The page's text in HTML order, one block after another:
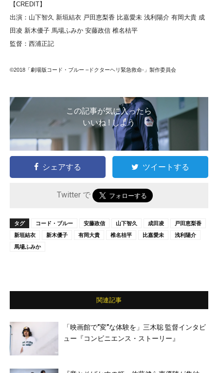
【CREDIT】
出演：山下智久 新垣結衣 戸田恵梨香 比嘉愛未 浅利陽介 有岡大貴 成
田凌 新木優子 馬場ふみか 安藤政信 椎名桔平
監督：西浦正記
©2018「劇場版コード・ブルー –ドクターヘリ緊急救命-」製作委員会
この記事が気に入ったら
いいね ! しよう
シェアする ツイートする
Twitter で
タグ コード・ブルー 安藤政信 山下智久 成田凌
戸田恵梨香
新垣結衣
新木優子 有岡大貴 椎名桔平 比嘉愛未
浅利陽介
馬場ふみか
関連記事
「映画館で”変”な体験を」三木聡 監督インタビ
ュー『コンビニエンス・ストーリー』